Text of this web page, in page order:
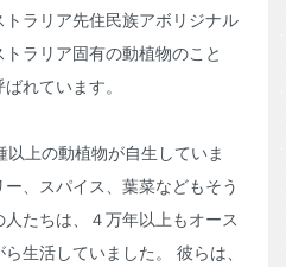
ラリア先住民族アボリジナル
ラリア固有の動植物のこと
れています。
上の動植物が自生していま
、スパイス、葉菜などもそう
たちは、４万年以上もオース
生活していました。 彼らは、